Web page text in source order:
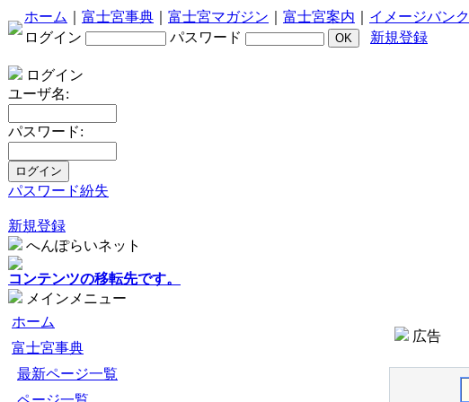
ホーム 富士宮事典 富士宮マガジン 富士宮案内 イメージバンク
ログイン
パスワード 新規登録
ログイン
ユーザ名:
パスワード:
パスワード紛失
新規登録
へんぽらいネット
コンテンツの移転先です。
メインメニュー
ホーム
富士宮事典
最新ページ一覧
広告